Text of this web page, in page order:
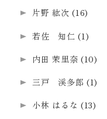
片野 紘次 (16)
若佐 知仁 (1)
内田 茉里奈 (10)
三戸 渓多郎 (1)
小林 はるな (13)